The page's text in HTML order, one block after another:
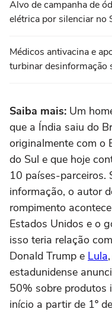
Alvo de campanha de
elétrica por silenciar no
Médicos antivacina e
turbinar desinformação
Saiba mais: Um
que a Índia saiu do
originalmente com o
do Sul e que hoje
10 países-parceiros.
informação, o autor
rompimento
Estados Unidos e o
isso teria relação
Donald Trump e Lula
estadunidense
50% sobre produtos
início a partir de 1º